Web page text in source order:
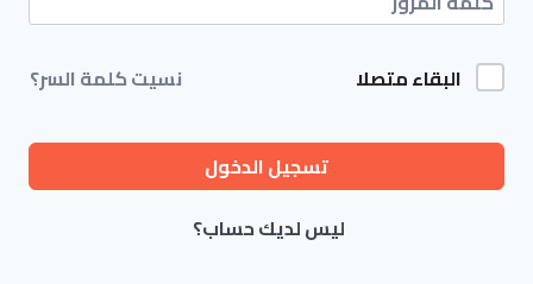
البقاء متصلا نسيت كلمة السر؟
تسجيل الدخول
ليس لديك حساب؟